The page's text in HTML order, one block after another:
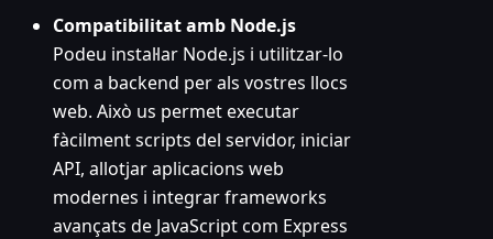
Compatibilitat amb Node.js
Podeu instal·lar Node.js i utilitzar-lo
com a backend per als vostres llocs
web. Això us permet executar
fàcilment scripts del servidor, iniciar
API, allotjar aplicacions web
modernes i integrar frameworks
avançats de JavaScript com Express